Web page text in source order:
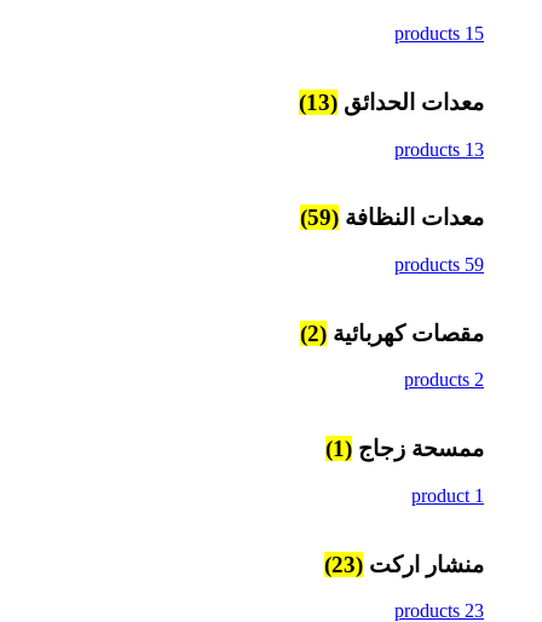
15 products
معدات الحدائق (13)
13 products
معدات النظافة (59)
59 products
مقصات كهربائية (2)
2 products
ممسحة زجاج (1)
1 product
منشار اركت (23)
23 products